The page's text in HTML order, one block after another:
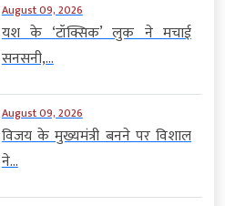
August 09, 2026
यश के ‘टॉक्सिक’ लुक ने मचाई
सनसनी,...
August 09, 2026
विजय के मुख्यमंत्री बनने पर विशाल
ने...